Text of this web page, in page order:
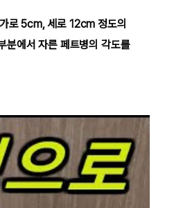
로 5cm, 세로 12cm 정도의
분에서 자른 페트병의 각도를